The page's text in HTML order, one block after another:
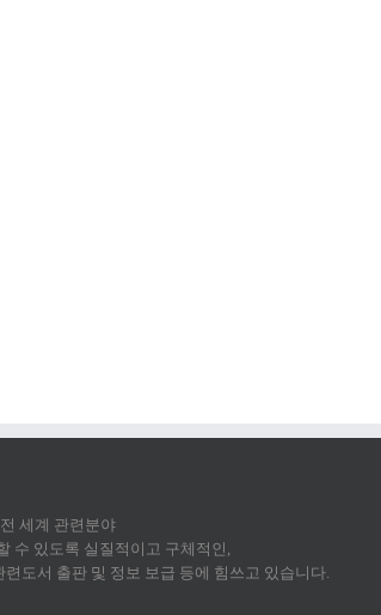
세계 관련분야
수 있도록 실질적이고 구체적인,
도서 출판 및 정보 보급 등에 힘쓰고 있습니다.